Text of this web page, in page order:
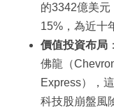
的3342億美
15%，為近十
價值投資布局
佛龍（
Express），
科技股崩盤風